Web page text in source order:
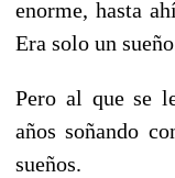
enorme, hasta
Era solo un
Pero al que se
años soñando
sueños.